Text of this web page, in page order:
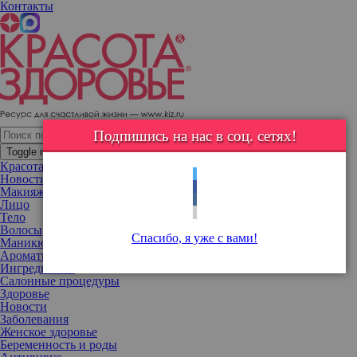
Контакты
Toggle navigation
Красота
Новости
Макияж
Лицо
Тело
Волосы
Маникюр
Ароматы
Ингредиенты
Салонные процедуры
Здоровье
Новости
Заболевания
Женское здоровье
Беременность и роды
Подпишись на нас в соц. сетях!
Спасибо, я уже с вами!
Елена Летучая посоветовала, кому стоит пройти сахарный
детокс